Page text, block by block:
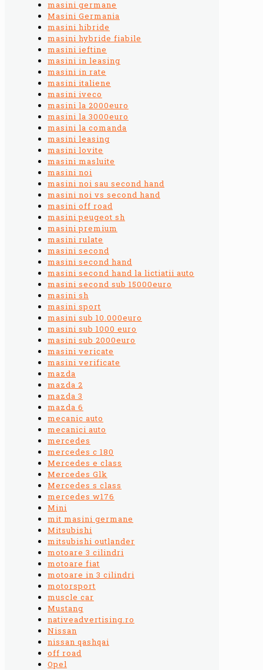
masini germane
Masini Germania
masini hibride
masini hybride fiabile
masini ieftine
masini in leasing
masini in rate
masini italiene
masini iveco
masini la 2000euro
masini la 3000euro
masini la comanda
masini leasing
masini lovite
masini masluite
masini noi
masini noi sau second hand
masini noi vs second hand
masini off road
masini peugeot sh
masini premium
masini rulate
masini second
masini second hand
masini second hand la lictiatii auto
masini second sub 15000euro
masini sh
masini sport
masini sub 10.000euro
masini sub 1000 euro
masini sub 2000euro
masini vericate
masini verificate
mazda
mazda 2
mazda 3
mazda 6
mecanic auto
mecanici auto
mercedes
mercedes c 180
Mercedes e class
Mercedes Glk
Mercedes s class
mercedes w176
Mini
mit masini germane
Mitsubishi
mitsubishi outlander
motoare 3 cilindri
motoare fiat
motoare in 3 cilindri
motorsport
muscle car
Mustang
nativeadvertising.ro
Nissan
nissan qashqai
off road
Opel